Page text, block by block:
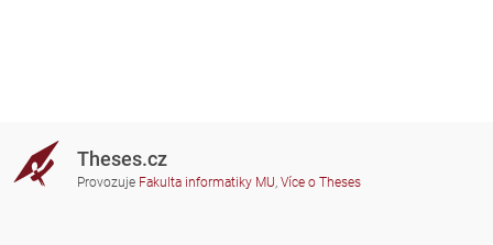
Theses.cz
Provozuje Fakulta informatiky MU, Více o Theses